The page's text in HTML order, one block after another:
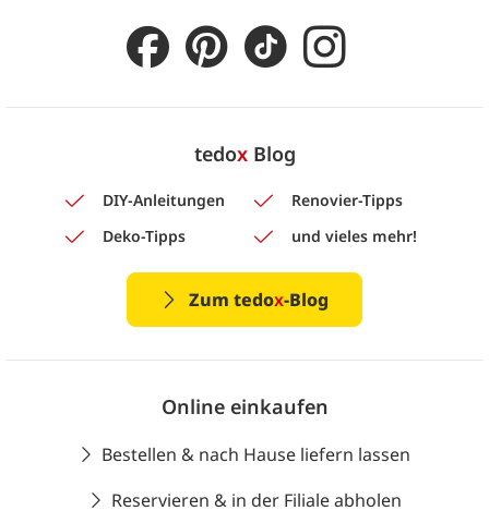
tedoxBlog
DIY-Anleitungen
Renovier-Tipps
Deko-Tipps
und vieles mehr!
Zum tedox-Blog
Online einkaufen
Bestellen & nach Hause liefern lassen
Reservieren & in der Filiale abholen